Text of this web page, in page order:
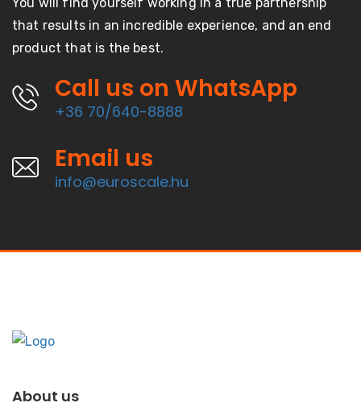
You will find yourself working in a true partnership
that results in an incredible experience, and an end
product that is the best.
Call us on WhatsApp
+36 70/640-8888
Email us
info@euroscale.hu
About us